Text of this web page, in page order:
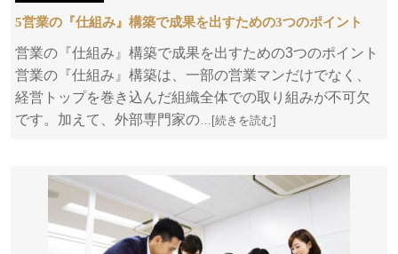
5営業の『仕組み』構築で成果を出すための3つのポイント
営業の『仕組み』構築で成果を出すための3つのポイント
営業の『仕組み』構築は、一部の営業マンだけでなく、
経営トップを巻き込んだ組織全体での取り組みが不可欠
です。加えて、外部専門家の…[続きを読む]